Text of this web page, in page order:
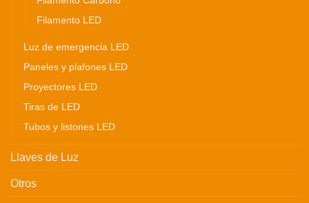
Filamento LED
Luz de emergencia LED
Paneles y plafones LED
Proyectores LED
Tiras de LED
Tubos y listones LED
Llaves de Luz
Otros